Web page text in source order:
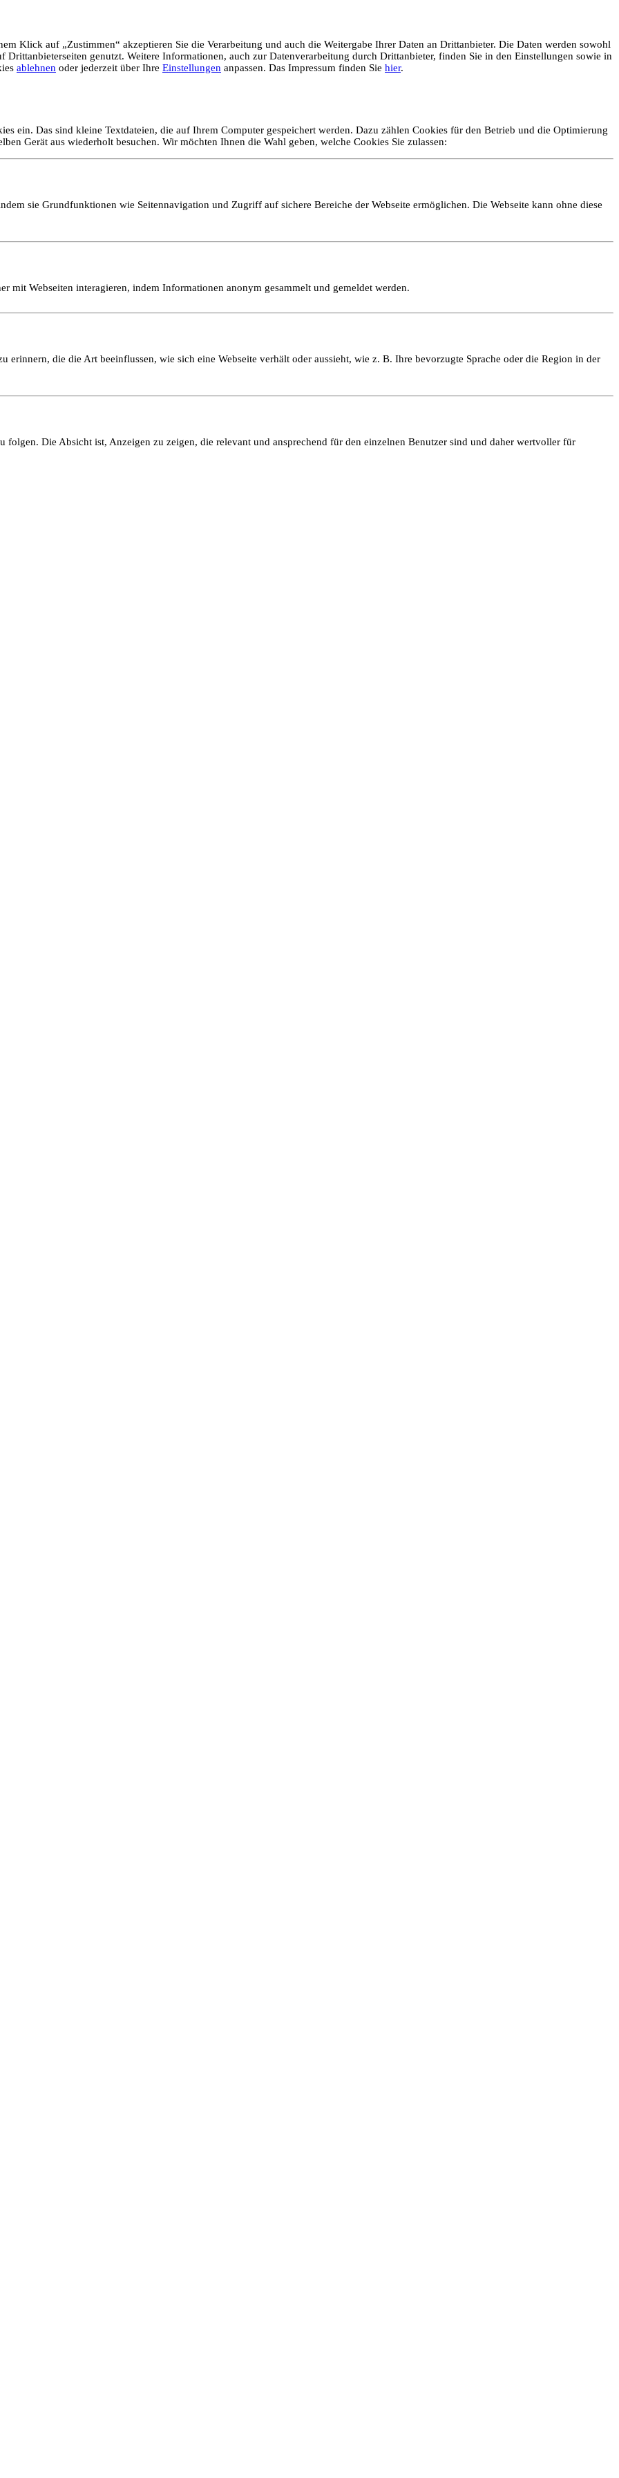
Klick auf „Zustimmen“ akzeptieren Sie die Verarbeitung und auch die Weitergabe Ihrer Daten an Drittanbieter. Die Daten werden sowohl
genutzt. Weitere Informationen, auch zur Datenverarbeitung durch Drittanbieter, finden Sie in den Einstellungen sowie in
ablehnen oder jederzeit über Ihre Einstellungen anpassen. Das Impressum finden Sie hier.
ein. Das sind kleine Textdateien, die auf Ihrem Computer gespeichert werden. Dazu zählen Cookies für den Betrieb und die Optimierung
Gerät aus wiederholt besuchen. Wir möchten Ihnen die Wahl geben, welche Cookies Sie zulassen:
sie Grundfunktionen wie Seitennavigation und Zugriff auf sichere Bereiche der Webseite ermöglichen. Die Webseite kann ohne diese
mit Webseiten interagieren, indem Informationen anonym gesammelt und gemeldet werden.
erinnern, die die Art beeinflussen, wie sich eine Webseite verhält oder aussieht, wie z. B. Ihre bevorzugte Sprache oder die Region in der
folgen. Die Absicht ist, Anzeigen zu zeigen, die relevant und ansprechend für den einzelnen Benutzer sind und daher wertvoller für